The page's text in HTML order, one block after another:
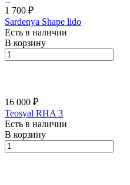
1 700 ₽
Sardenya Shape lido
Есть в наличии
В корзину
16 000 ₽
Teosyal RHA 3
Есть в наличии
В корзину